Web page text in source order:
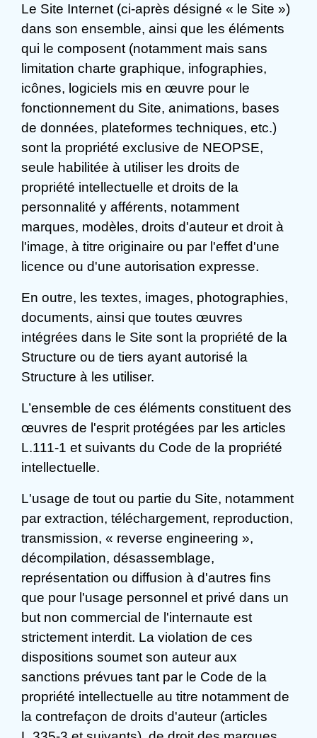
Le Site Internet (ci-après désigné « le Site »)
dans son ensemble, ainsi que les éléments
qui le composent (notamment mais sans
limitation charte graphique, infographies,
icônes, logiciels mis en œuvre pour le
fonctionnement du Site, animations, bases
de données, plateformes techniques, etc.)
sont la propriété exclusive de NEOPSE,
seule habilitée à utiliser les droits de
propriété intellectuelle et droits de la
personnalité y afférents, notamment
marques, modèles, droits d'auteur et droit à
l'image, à titre originaire ou par l'effet d'une
licence ou d'une autorisation expresse.
En outre, les textes, images, photographies,
documents, ainsi que toutes œuvres
intégrées dans le Site sont la propriété de la
Structure ou de tiers ayant autorisé la
Structure à les utiliser.
L’ensemble de ces éléments constituent des
œuvres de l'esprit protégées par les articles
L.111-1 et suivants du Code de la propriété
intellectuelle.
L'usage de tout ou partie du Site, notamment
par extraction, téléchargement, reproduction,
transmission, « reverse engineering »,
décompilation, désassemblage,
représentation ou diffusion à d'autres fins
que pour l'usage personnel et privé dans un
but non commercial de l'internaute est
strictement interdit. La violation de ces
dispositions soumet son auteur aux
sanctions prévues tant par le Code de la
propriété intellectuelle au titre notamment de
la contrefaçon de droits d'auteur (articles